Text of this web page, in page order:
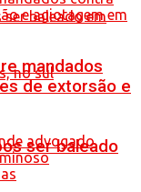
ser baleado
mandados
de extorsão e